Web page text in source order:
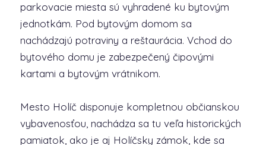
parkovacie miesta sú vyhradené ku bytovým
jednotkám. Pod bytovým domom sa
nachádzajú potraviny a reštaurácia. Vchod do
bytového domu je zabezpečený čipovými
kartami a bytovým vrátnikom.
Mesto Holíč disponuje kompletnou občianskou
vybavenosťou, nachádza sa tu veľa historických
pamiatok, ako je aj Holíčsky zámok, kde sa